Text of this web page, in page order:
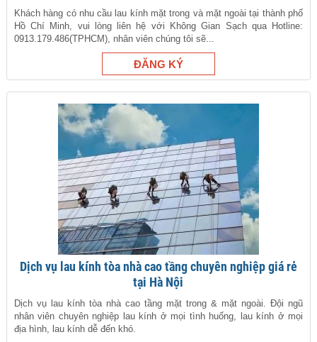
Khách hàng có nhu cầu lau kính mặt trong và mặt ngoài tại thành phố
Hồ Chí Minh, vui lòng liên hệ với Không Gian Sạch qua Hotline:
0913.179.486(TPHCM), nhân viên chúng tôi sẽ...
Dịch vụ lau kính tòa nhà cao tầng chuyên nghiệp giá rẻ
tại Hà Nội
Dịch vụ lau kính tòa nhà cao tầng mặt trong & mặt ngoài. Đội ngũ
nhân viên chuyên nghiệp lau kính ở mọi tình huống, lau kính ở mọi
địa hình, lau kính dễ đến khó.